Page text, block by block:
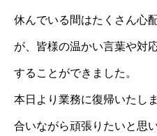
休んでいる間はたくさん心
が、皆様の温かい言葉や対
することができました。
本日より業務に復帰いたし
合いながら頑張りたいと思